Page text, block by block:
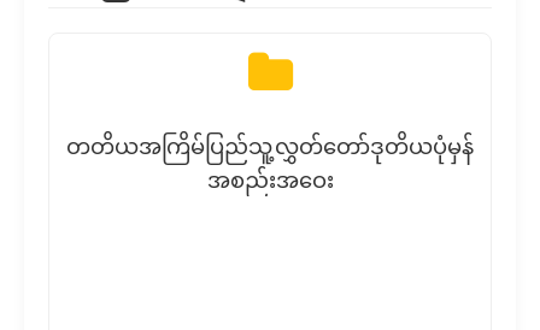
တတိယအကြိမ်ပြည်သူ့လွှတ်တော်ဒုတိယပုံမှန်
အစည်းအဝေး